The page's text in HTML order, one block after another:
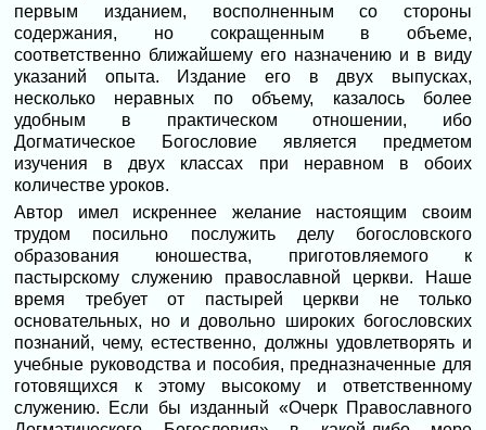
первым изданием, восполненным со стороны
содержания, но сокращенным в объеме,
соответственно ближайшему его назначению и в виду
указаний опыта. Издание его в двух выпусках,
несколько неравных по объему, казалось более
удобным в практическом отношении, ибо
Догматическое Богословие является предметом
изучения в двух классах при неравном в обоих
количестве уроков.
Автор имел искреннее желание настоящим своим
трудом посильно послужить делу богословского
образования юношества, приготовляемого к
пастырскому служению православной церкви. Наше
время требует от пастырей церкви не только
основательных, но и довольно широких богословских
познаний, чему, естественно, должны удовлетворять и
учебные руководства и пособия, предназначенные для
готовящихся к этому высокому и ответственному
служению. Если бы изданный «Очерк Православного